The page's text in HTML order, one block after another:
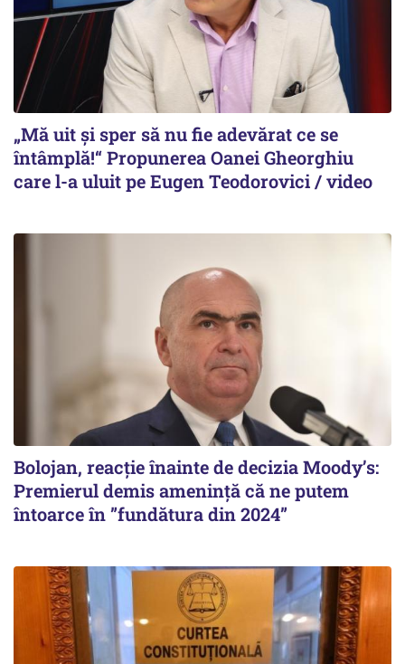
„Mă uit și sper să nu fie adevărat ce se
întâmplă!“ Propunerea Oanei Gheorghiu
care l-a uluit pe Eugen Teodorovici / video
Bolojan, reacție înainte de decizia Moody’s:
Premierul demis amenință că ne putem
întoarce în ”fundătura din 2024”